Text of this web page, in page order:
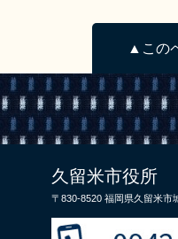
▲この
久留米市役所
〒830-8520 福岡県久留米市